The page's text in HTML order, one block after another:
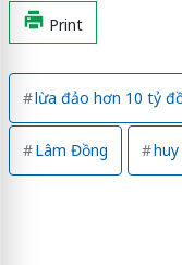
Print
lừa đảo hơn 10 tỷ
Lâm Đồng